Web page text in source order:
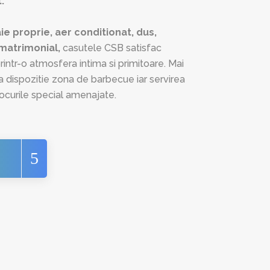
proprie, aer conditionat, dus,
casutele CSB satisfac
o atmosfera intima si primitoare. Mai
zona de barbecue iar servirea
special amenajate.